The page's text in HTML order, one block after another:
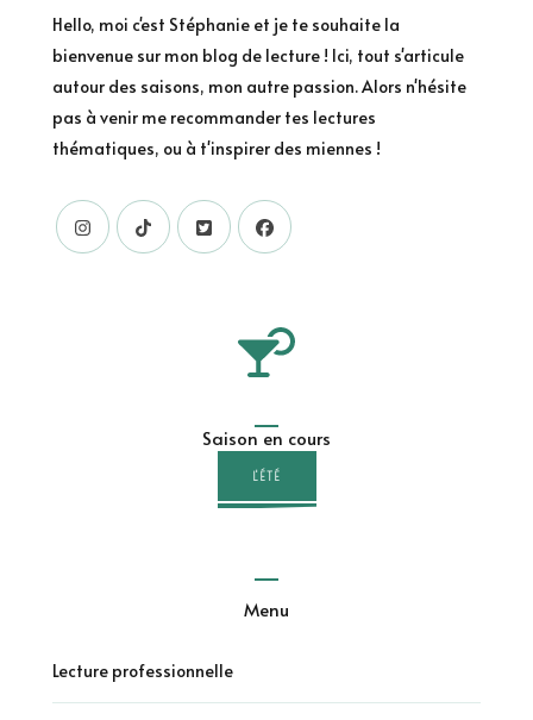
Hello, moi c'est Stéphanie et je te souhaite la
bienvenue sur mon blog de lecture ! Ici, tout s'articule
autour des saisons, mon autre passion. Alors n'hésite
pas à venir me recommander tes lectures
thématiques, ou à t'inspirer des miennes !
Saison en cours
L'ÉTÉ
Menu
Lecture professionnelle